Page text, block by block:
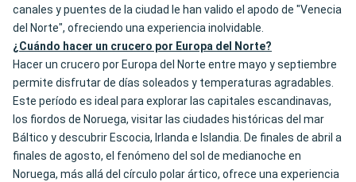
canales y puentes de la ciudad le han valido el apodo de "Venecia
del Norte", ofreciendo una experiencia inolvidable.
¿Cuándo hacer un crucero por Europa del Norte?
Hacer un crucero por Europa del Norte entre mayo y septiembre
permite disfrutar de días soleados y temperaturas agradables.
Este período es ideal para explorar las capitales escandinavas,
los fiordos de Noruega, visitar las ciudades históricas del mar
Báltico y descubrir Escocia, Irlanda e Islandia. De finales de abril a
finales de agosto, el fenómeno del sol de medianoche en
Noruega, más allá del círculo polar ártico, ofrece una experiencia